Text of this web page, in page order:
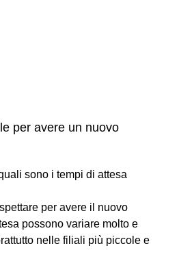
per avere un nuovo
sono i tempi di attesa
per avere il nuovo
possono variare molto e
nelle filiali più piccole e